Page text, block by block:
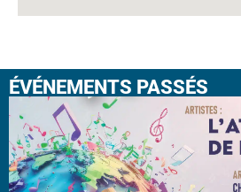
ÉVÉNEMENTS PASSÉS